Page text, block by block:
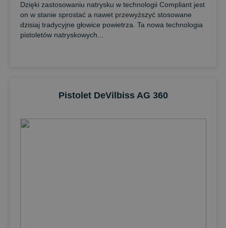
Dzięki zastosowaniu natrysku w technologii Compliant jest
on w stanie sprostać a nawet przewyższyć stosowane
dzisiaj tradycyjne głowice powietrza. Ta nowa technologia
pistoletów natryskowych...
Pistolet DeVilbiss AG 360